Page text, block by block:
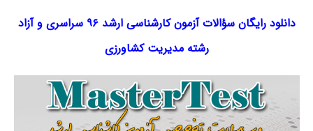
دانلود رایگان سؤالات آزمون کارشناسی ارشد ۹۶ سراسری و آزاد
رشتهمدیریت کشاورزی